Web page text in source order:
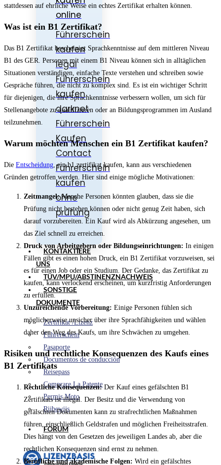
online
Führerschein
kaufen
legal
Führerschein
kaufen
darknet
Führerschein
Kaufen
Contact
Führerschein
kaufen
ohne
prüfung
KONTAKTIERE
UNS
TÜV/MPU/ABSTINENZNACHWEIS
SONSTIGE
DOKUMENTE
Zertifikat /Lizenz
Führerschein
Pasaporte
Documentos de conducción
Reisepass
Comprare La Patente
Permis Moto
Rijbewijs
FORUM
stattdessen auf ehrliche Weise ein echtes Zertifikat erhalten können.
Was ist ein B1 Zertifikat?
Das B1 Zertifikat bescheinigt Sprachkenntnisse auf dem mittleren Niveau
B1 des GER. Personen mit einem B1 Niveau können sich in alltäglichen
Situationen verständigen, einfache Texte verstehen und schreiben sowie
Gespräche führen, die nicht zu komplex sind. Es ist ein wichtiger Schritt
für diejenigen, die ihre Sprachkenntnisse verbessern wollen, um sich für
Stellenangebote zu qualifizieren oder an Bildungsprogrammen im Ausland
teilzunehmen.
Warum möchten Menschen ein B1 Zertifikat kaufen?
Die Entscheidung, ein b1 zertifikat kaufen, kann aus verschiedenen
Gründen getroffen werden. Hier sind einige mögliche Motivationen:
Zeitmangel:Manche Personen könnten glauben, dass sie die
Prüfung nicht bestehen können oder nicht genug Zeit haben, sich
darauf vorzubereiten. Ein Kauf wird als Abkürzung angesehen, um
das Ziel schnell zu erreichen.
Druck von Arbeitgebern oder Bildungseinrichtungen: In einigen
Fällen gibt es einen hohen Druck, ein B1 Zertifikat vorzuweisen, sei
es für einen Job oder ein Studium. Der Gedanke, das Zertifikat zu
kaufen, kann verlockend erscheinen, um kurzfristig Anforderungen
zu erfüllen.
Unzureichende Vorbereitung: Einige Personen fühlen sich
möglicherweise unsicher über ihre Sprachfähigkeiten und wählen
daher den Weg des Kaufs, um ihre Schwächen zu umgehen.
Risiken und rechtliche Konsequenzen des Kaufs eines
B1 Zertifikats
Rechtliche Konsequenzen:Der Kauf eines gefälschten B1
Zertifikats ist illegal. Der Besitz und die Verwendung von
gefälschten Dokumenten kann zu strafrechtlichen Maßnahmen
führen, einschließlich Geldstrafen und möglichen Freiheitsstrafen.
Dies hängt von den Gesetzen des jeweiligen Landes ab, aber die
rechtlichen Konsequenzen sind ernst zu nehmen.
Berufliche und akademische Folgen: Wird ein gefälschtes